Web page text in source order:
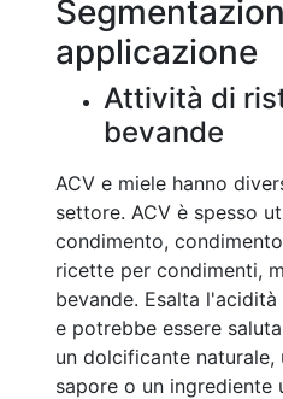
applicazione
Attività di
bevande
ACV e miele hanno
settore. ACV è spesso
condimento,
ricette per condimenti,
bevande. Esalta
e potrebbe essere
un dolcificante naturale,
sapore o un ingrediente